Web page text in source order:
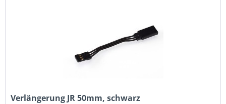
Verlängerung JR 50mm, schwarz